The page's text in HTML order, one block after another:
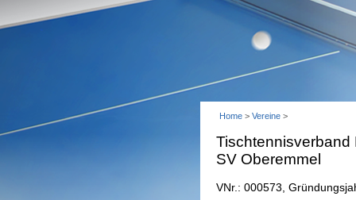
Home > Vereine >
Tischtennisverband
SV Oberemmel
VNr.: 000573,